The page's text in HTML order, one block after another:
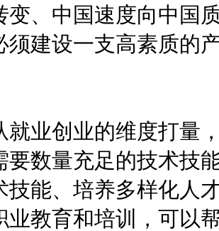
变、中国速度向中国
须建设一支高素质的
创业的维度打量，
要数量充足的技术技
技能、培养多样化人
业教育和培训，可以